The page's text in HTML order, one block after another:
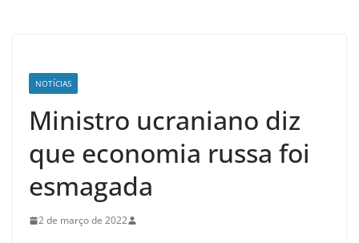
NOTÍCIAS
Ministro ucraniano diz
que economia russa foi
esmagada
2 de março de 2022